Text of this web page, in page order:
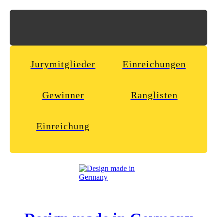
Jurymitglieder Einreichungen
Gewinner Ranglisten
Einreichung